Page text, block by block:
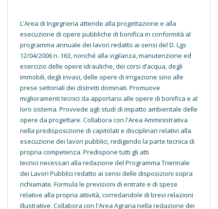
L'Area di Ingegneria attende alla progettazione e alla
esecuzione di opere pubbliche di bonifica in conformità al
programma annuale dei lavori redatto ai sensi del D. Lgs
12/04/2006 n. 163, nonché alla vigilanza, manutenzione ed
esercizio delle opere idrauliche, dei corsi d’acqua, degli
immobili, degli invasi, delle opere di irrigazione sino alle
prese settoriali dei distretti dominati. Promuove
miglioramenti tecnici da apportarsi alle opere di bonifica e al
loro sistema. Provvede agli studi di impatto ambientale delle
opere da progettare. Collabora con l'Area Amministrativa
nella predisposizione di capitolati e disciplinari relativi alla
esecuzione dei lavori pubblici, redigendo la parte tecnica di
propria competenza. Predispone tutti gli atti
tecnici necessari alla redazione del Programma Triennale
dei Lavori Pubblici redatto ai sensi delle disposizioni sopra
richiamate. Formula le previsioni di entrate e di spese
relative alla propria attività, corredandole di brevi relazioni
illustrative. Collabora con l'Area Agraria nella redazione dei